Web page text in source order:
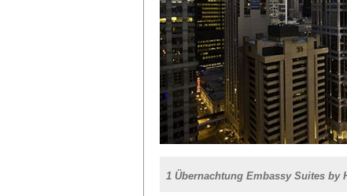
1 Übernachtung Embassy Suites by